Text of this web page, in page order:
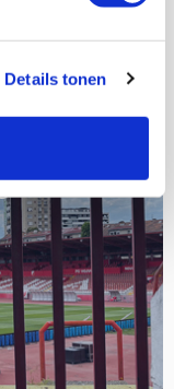
Details tonen
bak